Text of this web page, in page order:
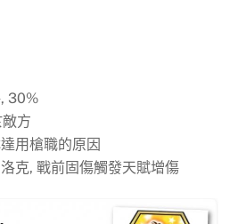
30%
方
用槍職的原因
克, 戰前固傷觸發天賦增傷